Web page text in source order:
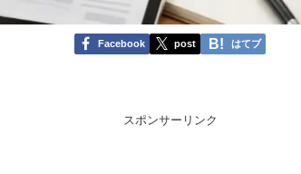
Facebook post はてブ
スポンサーリンク